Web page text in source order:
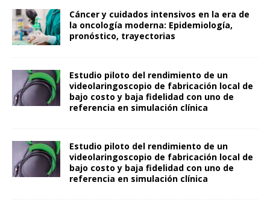
Cáncer y cuidados intensivos en la era de
la oncología moderna: Epidemiología,
pronóstico, trayectorias
Estudio piloto del rendimiento de un
videolaringoscopio de fabricación local de
bajo costo y baja fidelidad con uno de
referencia en simulación clínica
Estudio piloto del rendimiento de un
videolaringoscopio de fabricación local de
bajo costo y baja fidelidad con uno de
referencia en simulación clínica